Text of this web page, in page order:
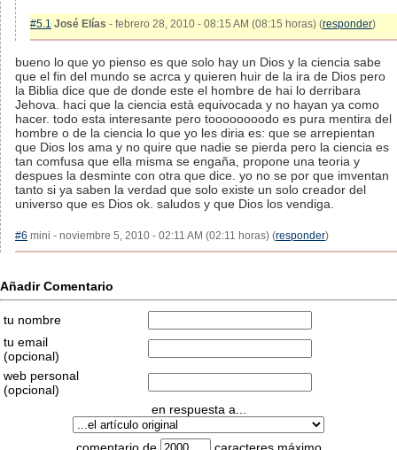
#5.1 José Elías - febrero 28, 2010 - 08:15 AM (08:15 horas) (responder)
bueno lo que yo pienso es que solo hay un Dios y la ciencia sabe
que el fin del mundo se acrca y quieren huir de la ira de Dios pero
la Biblia dice que de donde este el hombre de hai lo derribara
Jehova. haci que la ciencia està equivocada y no hayan ya como
hacer. todo esta interesante pero toooooooodo es pura mentira del
hombre o de la ciencia lo que yo les diria es: que se arrepientan
que Dios los ama y no quire que nadie se pierda pero la ciencia es
tan comfusa que ella misma se engaña, propone una teoria y
despues la desminte con otra que dice. yo no se por que imventan
tanto si ya saben la verdad que solo existe un solo creador del
universo que es Dios ok. saludos y que Dios los vendiga.
#6 mini - noviembre 5, 2010 - 02:11 AM (02:11 horas) (responder)
Añadir Comentario
tu nombre
tu email
(opcional)
web personal
(opcional)
en respuesta a...